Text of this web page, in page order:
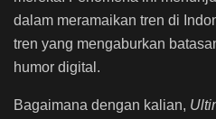
dalam meramaikan tren di
tren yang mengaburkan
humor digital.
Bagaimana dengan kalian,